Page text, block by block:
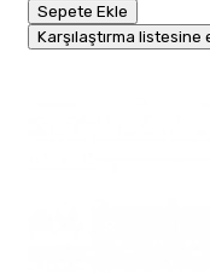
Sepete Ekle
Karşılaştırma listesine